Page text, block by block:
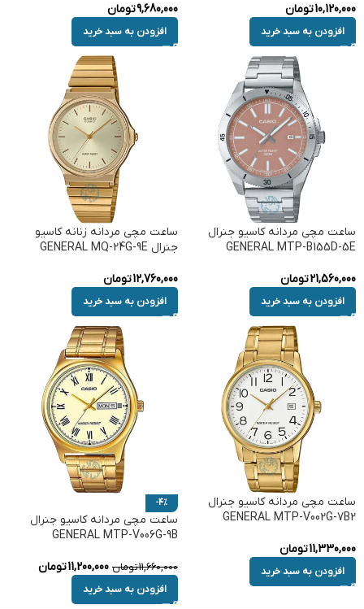
10,120,000تومان
افزودن به سبد خرید
9,680,000تومان
افزودن به سبد خرید
ساعت مچی مردانه کاسیو جنرال
GENERAL MTP-B155D-5E
21,560,000تومان
افزودن به سبد خرید
ساعت مچی مردانه زنانه کاسیو
جنرال GENERAL MQ-24G-9E
12,760,000تومان
افزودن به سبد خرید
ساعت مچی مردانه کاسیو جنرال
GENERAL MTP-V002G-7B2
11,330,000تومان
افزودن به سبد خرید
-4%
ساعت مچی مردانه کاسیو جنرال
GENERAL MTP-V006G-9B
11,660,000تومان 11,200,000تومان
افزودن به سبد خرید